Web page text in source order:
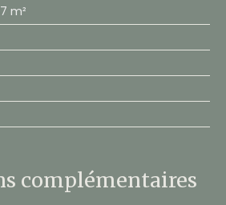
m²
complémentaires